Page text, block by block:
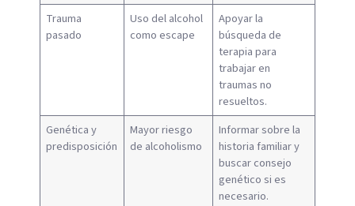
Trauma
pasado
Uso del alcohol
como escape
Apoyar la
búsqueda de
terapia para
trabajar en
traumas no
resueltos.
Genética y
predisposición
Mayor riesgo
de alcoholismo
Informar sobre la
historia familiar y
buscar consejo
genético si es
necesario.